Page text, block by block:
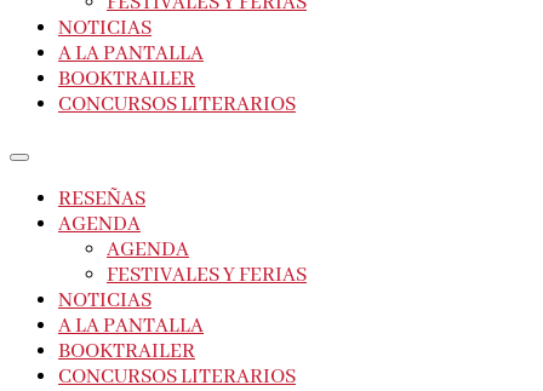
NOTICIAS
A LA PANTALLA
BOOKTRAILER
CONCURSOS LITERARIOS
RESEÑAS
AGENDA
AGENDA
FESTIVALES Y FERIAS
NOTICIAS
A LA PANTALLA
BOOKTRAILER
CONCURSOS LITERARIOS